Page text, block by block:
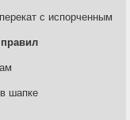
с испорченным
шапке